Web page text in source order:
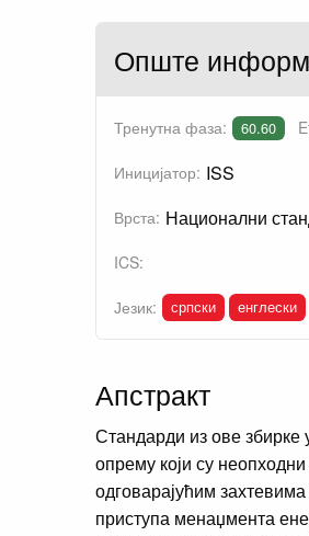
Опште
Тренутна фаза: 60.60
Иницијатор: ISS
Врста: Национални
ICS:
Језик: српски енглески
Апстракт
Стандарди из ове збирке
опрему који су
одговарајућим
приступа менаџмента